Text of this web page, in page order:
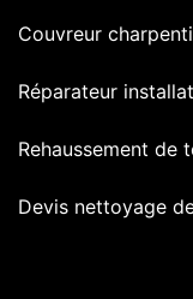
Couvreur
Réparateur
Rehaussement de
Devis nettoyage